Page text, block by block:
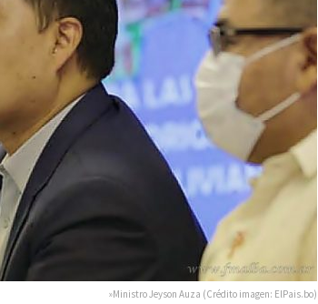
»Ministro Jeyson Auza (Crédito imagen: ElPais.bo)